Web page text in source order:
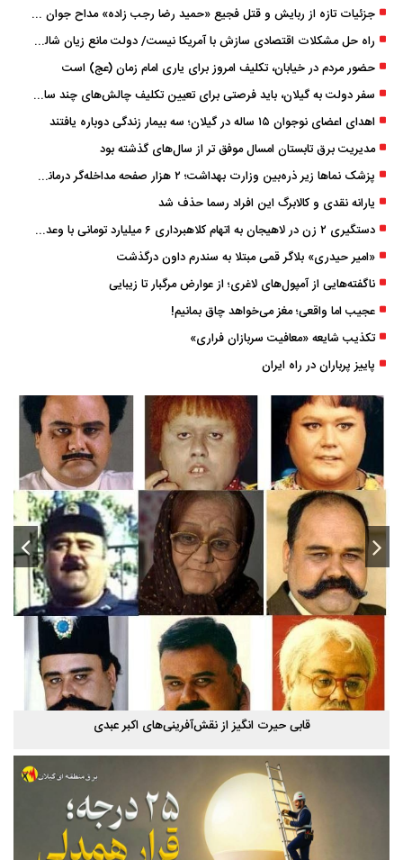
جزئیات تازه از ربایش و قتل فجیع «حمید رضا رجب زاده» مداح جوان تهرانی؛ ۴ متهم بازداشت شدند
راه حل مشکلات اقتصادی سازش با آمریکا نیست/ دولت مانع زیان شالیکاران شود
حضور مردم در خیابان، تکلیف امروز برای یاری امام زمان (عج) است
سفر دولت به گیلان، باید فرصتی برای تعیین تکلیف چالش‌های چند ساله استان باشد
اهدای اعضای نوجوان ۱۵ ساله در گیلان؛ سه بیمار زندگی دوباره یافتند
مدیریت برق تابستان امسال موفق ‌تر از سال‌های گذشته بود
پزشک ‌نماها زیر ذره‌بین وزارت بهداشت؛ ۲ هزار صفحه مداخله‌گر درمانی مسدود شد
یارانه نقدی و کالابرگ این افراد رسما حذف شد
دستگیری ۲ زن در لاهیجان به اتهام کلاهبرداری ۶ میلیارد تومانی با وعده وام
«امیر حیدری» بلاگر قمی مبتلا به سندرم داون درگذشت
ناگفته‌هایی از آمپول‌های لاغری؛ از عوارض مرگبار تا زیبایی
عجیب اما واقعی؛ مغز می‌خواهد چاق بمانیم!
تکذیب شایعه «معافیت سربازان فراری»
پاییز پرباران در راه ایران
استخر پاشوران سیاهکل